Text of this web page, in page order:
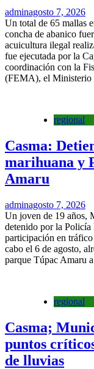
adminagosto 7, 2026
Un total de 65 mallas
concha de abanico
acuicultura ilegal
fue ejecutada por la
coordinación con la
(FEMA), el Ministerio
regional
Casma:
marihuana y
Amaru
adminagosto 7, 2026
Un joven de 19 años,
detenido por la Policía
participación en
cabo el 6 de agosto,
parque Túpac Amaru
regional
Casma;
puntos
de lluvias